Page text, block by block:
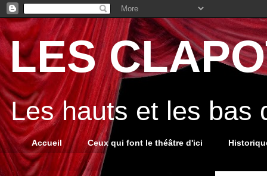
LES
Les hauts et les bas
Accueil Ceux qui font le théâtre d'ici